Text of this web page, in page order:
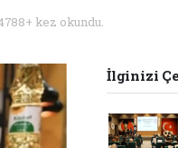
kez okundu.
İlginizi